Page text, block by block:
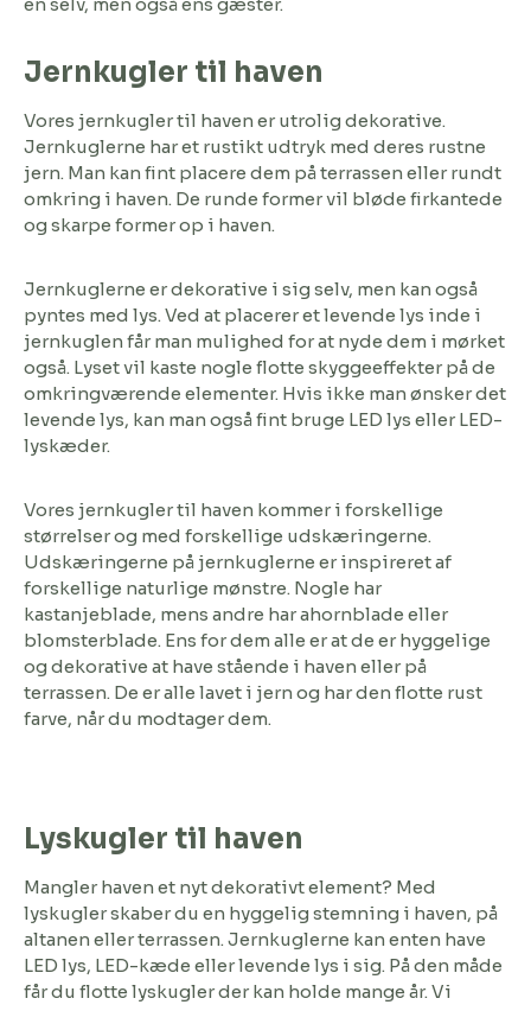
Jernkugler til haven
Vores jernkugler til haven er utrolig dekorative.
Jernkuglerne har et rustikt udtryk med deres rustne
jern. Man kan fint placere dem på terrassen eller rundt
omkring i haven. De runde former vil bløde firkantede
og skarpe former op i haven.
Jernkuglerne er dekorative i sig selv, men kan også
pyntes med lys. Ved at placerer et levende lys inde i
jernkuglen får man mulighed for at nyde dem i mørket
også. Lyset vil kaste nogle flotte skyggeeffekter på de
omkringværende elementer. Hvis ikke man ønsker det
levende lys, kan man også fint bruge LED lys eller LED-
lyskæder.
Vores jernkugler til haven kommer i forskellige
størrelser og med forskellige udskæringerne.
Udskæringerne på jernkuglerne er inspireret af
forskellige naturlige mønstre. Nogle har
kastanjeblade, mens andre har ahornblade eller
blomsterblade. Ens for dem alle er at de er hyggelige
og dekorative at have stående i haven eller på
terrassen. De er alle lavet i jern og har den flotte rust
farve, når du modtager dem.
Lyskugler til haven
Mangler haven et nyt dekorativt element? Med
lyskugler skaber du en hyggelig stemning i haven, på
altanen eller terrassen. Jernkuglerne kan enten have
LED lys, LED-kæde eller levende lys i sig. På den måde
får du flotte lyskugler der kan holde mange år. Vi